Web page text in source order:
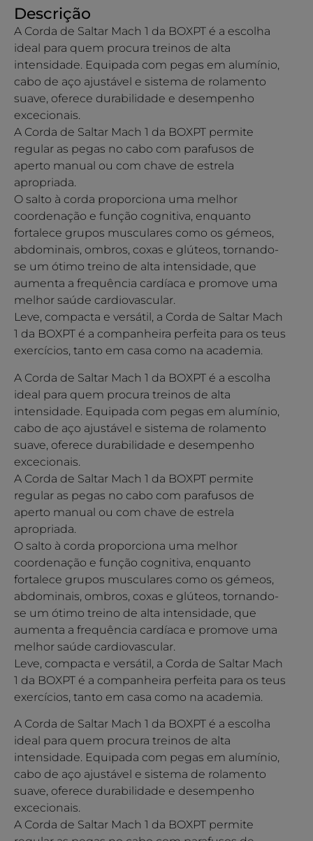
Descrição
A Corda de Saltar Mach 1 da BOXPT é a escolha
ideal para quem procura treinos de alta
intensidade. Equipada com pegas em alumínio,
cabo de aço ajustável e sistema de rolamento
suave, oferece durabilidade e desempenho
excecionais.
A Corda de Saltar Mach 1 da BOXPT permite
regular as pegas no cabo com parafusos de
aperto manual ou com chave de estrela
apropriada.
O salto à corda proporciona uma melhor
coordenação e função cognitiva, enquanto
fortalece grupos musculares como os gémeos,
abdominais, ombros, coxas e glúteos, tornando-
se um ótimo treino de alta intensidade, que
aumenta a frequência cardíaca e promove uma
melhor saúde cardiovascular.
Leve, compacta e versátil, a Corda de Saltar Mach
1 da BOXPT é a companheira perfeita para os teus
exercícios, tanto em casa como na academia.
A Corda de Saltar Mach 1 da BOXPT é a escolha
ideal para quem procura treinos de alta
intensidade. Equipada com pegas em alumínio,
cabo de aço ajustável e sistema de rolamento
suave, oferece durabilidade e desempenho
excecionais.
A Corda de Saltar Mach 1 da BOXPT permite
regular as pegas no cabo com parafusos de
aperto manual ou com chave de estrela
apropriada.
O salto à corda proporciona uma melhor
coordenação e função cognitiva, enquanto
fortalece grupos musculares como os gémeos,
abdominais, ombros, coxas e glúteos, tornando-
se um ótimo treino de alta intensidade, que
aumenta a frequência cardíaca e promove uma
melhor saúde cardiovascular.
Leve, compacta e versátil, a Corda de Saltar Mach
1 da BOXPT é a companheira perfeita para os teus
exercícios, tanto em casa como na academia.
A Corda de Saltar Mach 1 da BOXPT é a escolha
ideal para quem procura treinos de alta
intensidade. Equipada com pegas em alumínio,
cabo de aço ajustável e sistema de rolamento
suave, oferece durabilidade e desempenho
excecionais.
A Corda de Saltar Mach 1 da BOXPT permite